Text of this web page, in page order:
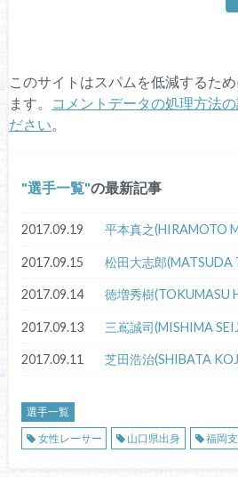
このサイトはスパムを低減するた
ます。
コメントデータの処理方法
ださい。
選手一覧 の最新記事
2017.09.19 平本真之(HIRAMOTO
2017.09.15 松田大志郎(MATSUDA
2017.09.14 徳増秀樹(TOKUMASU
2017.09.13 三嶌誠司(MISHIMA
2017.09.11 芝田浩治(SHIBATA
選手一覧
女性レーサー
山口県出身 福岡